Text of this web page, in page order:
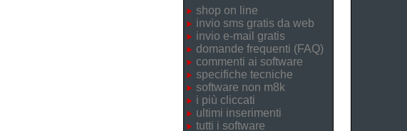
shop on line
invio sms gratis da web
invio e-mail gratis
domande frequenti (FAQ)
commenti ai software
specifiche tecniche
software non m8k
i più cliccati
ultimi inserimenti
tutti i software